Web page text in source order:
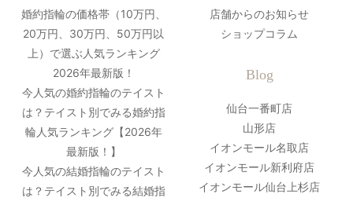
婚約指輪の価格帯（10万円、
20万円、30万円、50万円以
上）で選ぶ人気ランキング
2026年最新版！
今人気の婚約指輪のテイスト
は？テイスト別でみる婚約指
輪人気ランキング【2026年
最新版！】
今人気の結婚指輪のテイスト
は？テイスト別でみる結婚指
店舗からのお知らせ
ショップコラム
Blog
仙台一番町店
山形店
イオンモール名取店
イオンモール新利府店
イオンモール仙台上杉店